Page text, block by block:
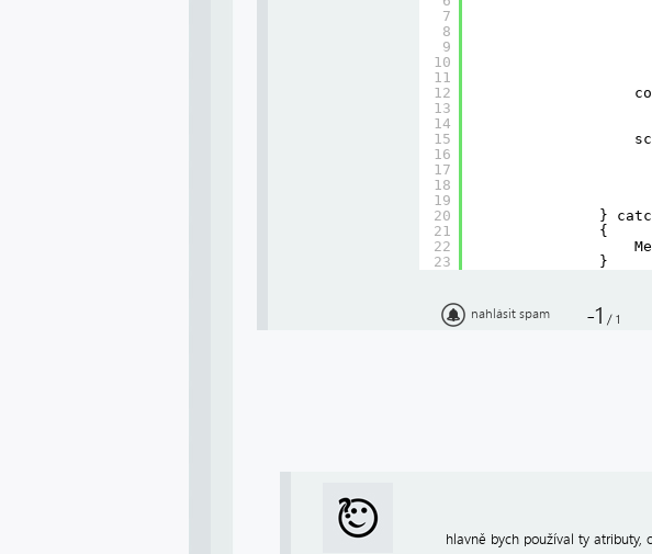
7
8
9
10
11
12
13
14
15
16
17
18
19
20
21
22
23
}
{
}
nahlásit spam -1 / 1
hlavně bych používal ty atributy,